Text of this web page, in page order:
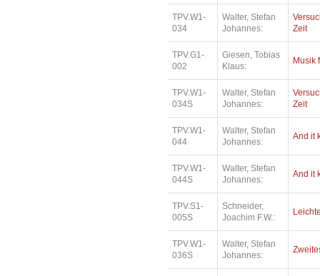
TPV.W1-
034
Walter, Stefan
Johannes:
Zeit
TPV.G1-
002
Giesen, Tobias
Klaus:
Musik
TPV.W1-
034S
Walter, Stefan
Johannes:
Zeit
TPV.W1-
044
Walter, Stefan
Johannes:
And it
TPV.W1-
044S
Walter, Stefan
Johannes:
And it
TPV.S1-
005S
Schneider,
Joachim F.W.:
TPV.W1-
036S
Walter, Stefan
Johannes: